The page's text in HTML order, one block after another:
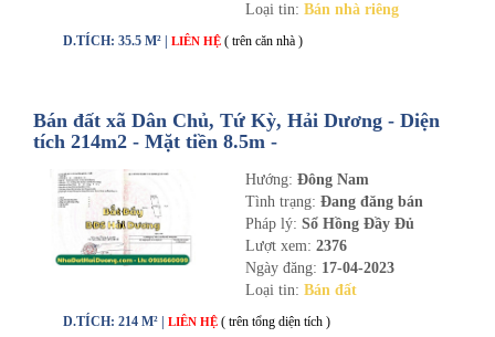
Loại tin: Bán nhà riêng
D.TÍCH: 35.5 M² | LIÊN HỆ ( trên căn nhà )
Bán đất xã Dân Chủ, Tứ Kỳ, Hải Dương - Diện
tích 214m2 - Mặt tiền 8.5m -
Hướng: Đông Nam
Tình trạng: Đang đăng bán
Pháp lý: Sổ Hồng Đầy Đủ
Lượt xem: 2376
Ngày đăng: 17-04-2023
Loại tin: Bán đất
D.TÍCH: 214 M² | LIÊN HỆ ( trên tổng diện tích )